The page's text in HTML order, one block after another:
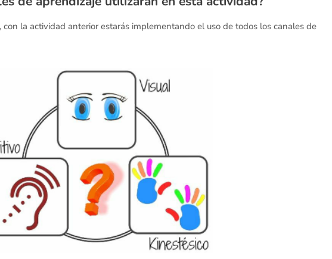
con la actividad anterior estarás implementando el uso de todos los canales de